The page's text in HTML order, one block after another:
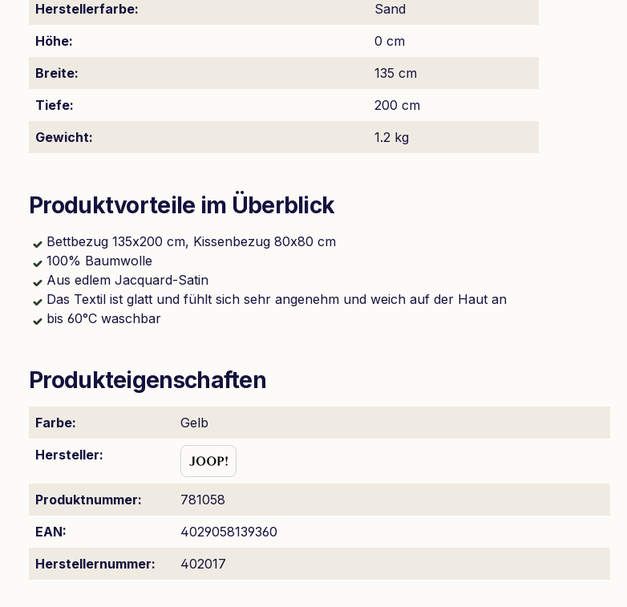
Herstellerfarbe:
Sand
Höhe:
0 cm
Breite:
135 cm
Tiefe:
200 cm
Gewicht:
1.2 kg
Produktvorteile im Überblick
Bettbezug 135x200 cm, Kissenbezug 80x80 cm
100% Baumwolle
Aus edlem Jacquard-Satin
Das Textil ist glatt und fühlt sich sehr angenehm und weich auf der Haut an
bis 60°C waschbar
Produkteigenschaften
Farbe:
Gelb
Hersteller:
Produktnummer:
781058
EAN:
4029058139360
Herstellernummer:
402017